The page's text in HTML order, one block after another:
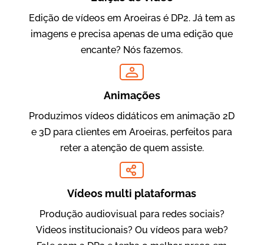
Vídeo Institucional
Amigo Edu
Edição de vídeos em Aroeiras é DP2. Já tem as
imagens e precisa apenas de uma edição que
encante? Nós fazemos.
Animações
Produzimos vídeos didáticos em animação 2D
e 3D para clientes em Aroeiras, perfeitos para
reter a atenção de quem assiste.
Vídeos multi plataformas
Produção audiovisual para redes sociais?
Videos institucionais? Ou vídeos para web?